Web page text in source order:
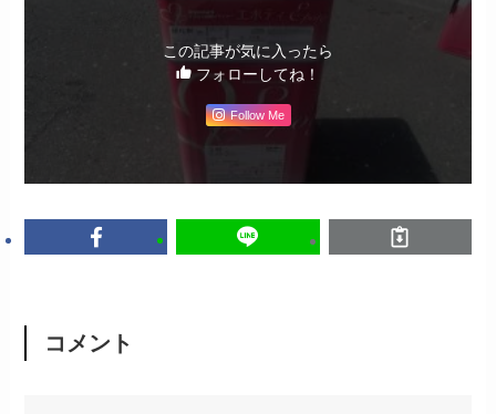
この記事が気に入ったら
フォローしてね！
Follow Me
コメント